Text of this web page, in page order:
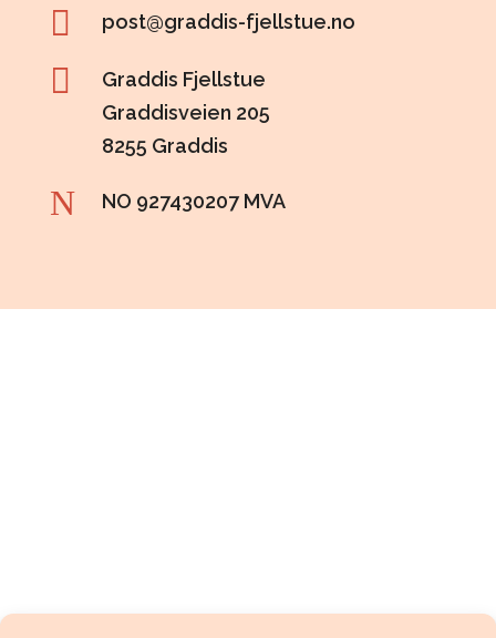
 post@graddis-fjellstue.no

Graddis Fjellstue
Graddisveien 205
8255 Graddis
N NO 927430207 MVA